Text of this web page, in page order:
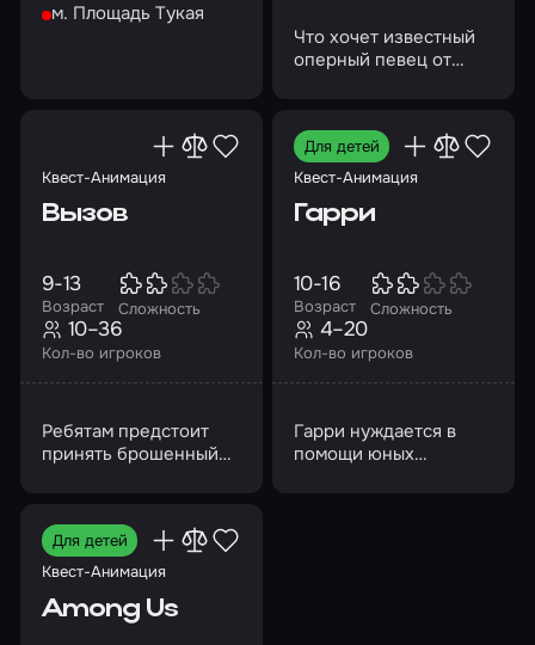
зельеварения и
м. Площадь Тукая
Что хочет известный
оперный певец от
снах? Узнайте!
Квест-Анимация
Вызов
Возраст
9-13
Сложность
Кол-во игроков
10–36
Ребятам предстоит
принять брошенный
Для детей
Квест-Анимация
Гарри
Возраст
10-16
Сложность
Кол-во игроков
4–20
Гарри нуждается в
помощи юных
Для детей
Квест-Анимация
Among Us